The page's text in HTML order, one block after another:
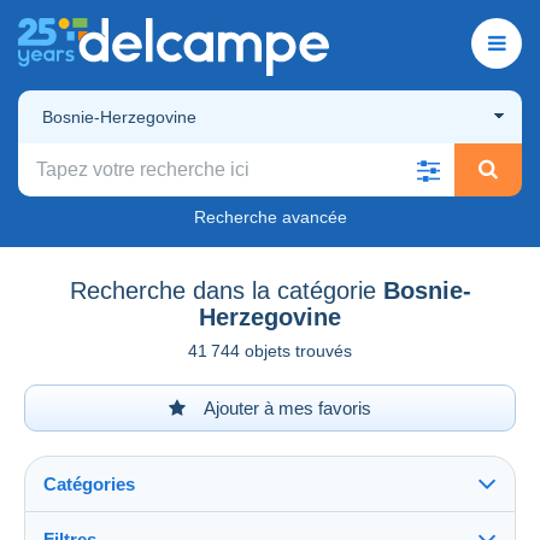
Bosnie-Herzegovine
Recherche avancée
Recherche dans la catégorie Bosnie-
Herzegovine
41 744 objets trouvés
Ajouter à mes favoris
Catégories